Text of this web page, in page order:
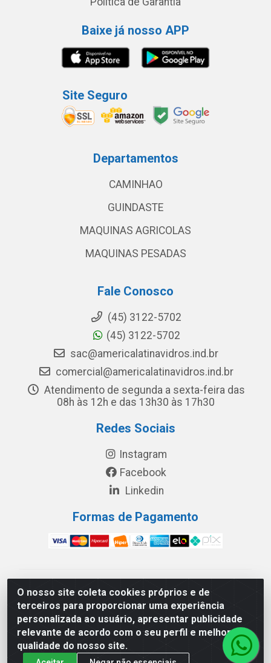
O nosso site coleta cookies próprios e de
terceiros para proporcionar uma experiência
personalizada ao usuário, apresentar publicidade
relevante de acordo com o seu perfil e melhorar a
qualidade do nosso site.
Baixe já nosso APP
Site Seguro
Departamentos
CAMINHAO
GUINDASTE
MAQUINAS AGRICOLAS
MAQUINAS PESADAS
Fale Conosco
(45) 3122-5702
(45) 3122-5702
sac@americalatinavidros.ind.br
comercial@americalatinavidros.ind.br
Atendimento de segunda a sexta-feira das
08h às 12h e das 13h30 às 17h30
Redes Sociais
Instagram
Facebook
Linkedin
Formas de Pagamento
América Latina Indústria e Comércio de Vidros LTDA -
CNPJ 19.813.045/0001-03 - Rua Carlos Drummond de
Andrade, 151 Núcleo Industrial III – Cascavel/PR - CEP
85.811-530